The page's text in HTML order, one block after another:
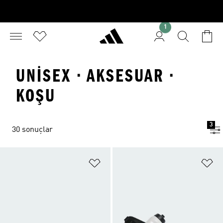
1
UNISEX · AKSESUAR ·
KOŞU
30 sonuçlar
3